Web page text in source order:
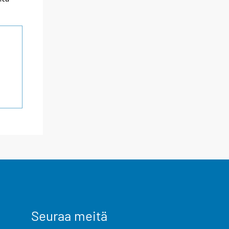
Seuraa meitä